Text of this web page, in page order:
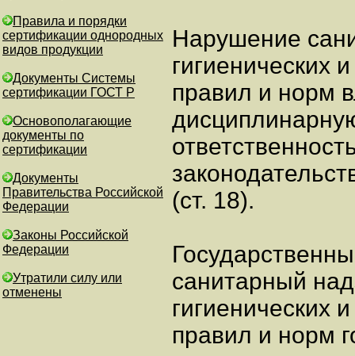
Правила и порядки
сертификации однородных
видов продукции
Документы Системы
сертификации ГОСТ Р
Основополагающие
документы по
сертификации
Документы
Правительства Российской
Федерации
Законы Российской
Федерации
Утратили силу или
отменены
Нарушение
гигиенических
правил и норм
(ст. 18).
санитарный
гигиенических
правил и норм